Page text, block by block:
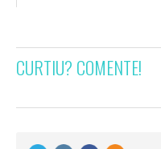
CURTIU? COMENTE!